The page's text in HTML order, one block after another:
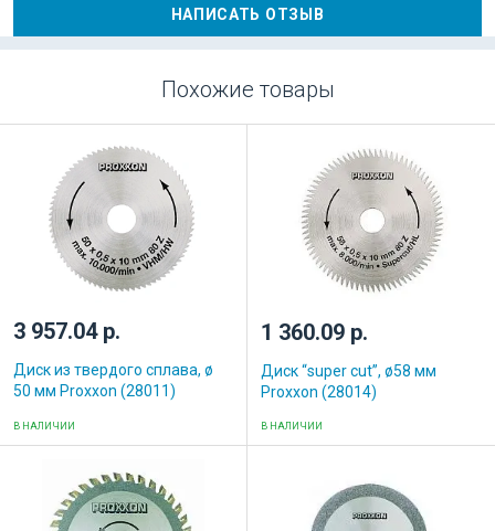
НАПИСАТЬ ОТЗЫВ
Похожие товары
3 957.04 р.
Диск из твердого сплава, ø
50 мм Proxxon (28011)
В НАЛИЧИИ
1 360.09 р.
Диск “super cut”, ø58 мм
Proxxon (28014)
В НАЛИЧИИ